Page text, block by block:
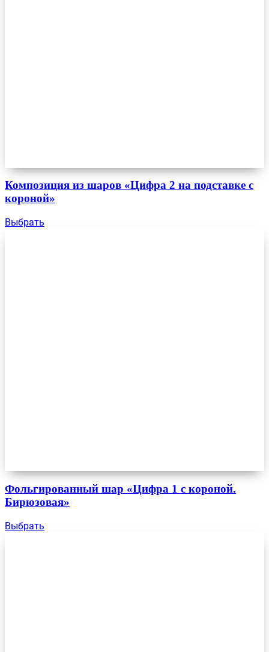
Композиция из шаров «Цифра 2 на подставке с
короной»
Выбрать
Фольгированный шар «Цифра 1 с короной.
Бирюзовая»
Выбрать